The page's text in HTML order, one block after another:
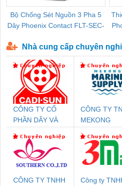
Bộ Chống Sét Nguồn 3 Pha 5
Dây Phoenix Contact FLT-SEC-
Nhà cung cấp chuyên
CÔNG TY CỔ
PHẦN DÂY VÀ
THƯỢNG ĐÌNH
CÔNG TY
MEKONG
SUPPLY
CÔNG TY TNHH
Công ty